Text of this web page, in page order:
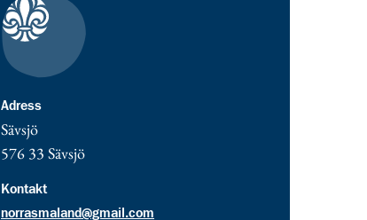
Kontaktuppgifter
Adressadress för Sävsjö Scoutkår
Sävsjö
576 33 Sävsjö
Kontaktkontakt information för Sävsjö Scoutkår
norrasmaland@gmail.com